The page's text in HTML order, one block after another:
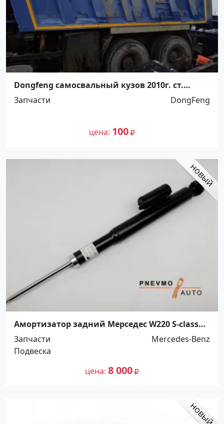
Dongfeng самосвальный кузов 2010г. ст.
Новотитаровская, ул. Крайняя 18 В
Запчасти DongFeng
цена 100
Амортизатор задний Мерседес W220 S-class
Краснодар
Запчасти
Mercedes-Benz
Подвеска
цена 8 000